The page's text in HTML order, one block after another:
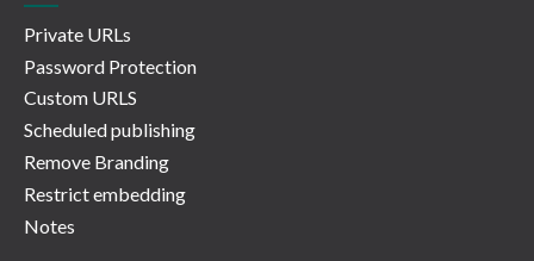
Private URLs
Password Protection
Custom URLS
Scheduled publishing
Remove Branding
Restrict embedding
Notes